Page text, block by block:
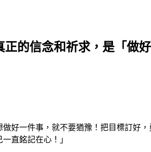
的信念和祈求，是「做
好一件事，就不要猶豫！把目標訂好
直銘記在心！」